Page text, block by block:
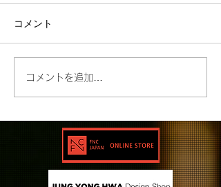
コメント
コメントを追加…